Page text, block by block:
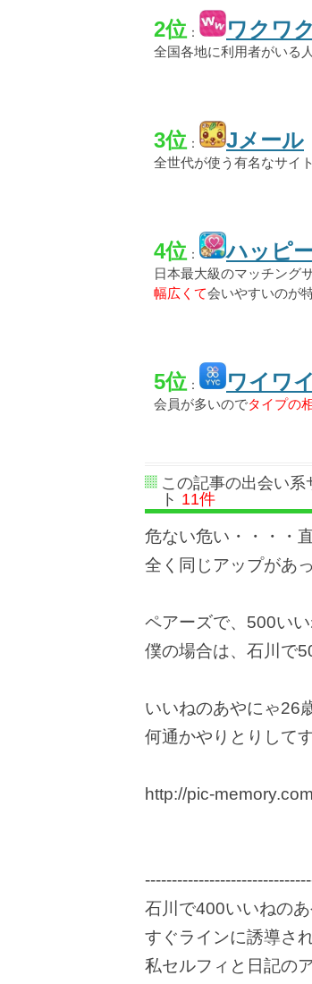
2位： ワクワク
全国各地に利用者がいる
3位： Jメール
全世代が使う有名なサイ
4位： ハッピ
日本最大級のマッチング
幅広くて会いやすいのが特
5位： ワイワ
会員が多いのでタイプの
この記事の出会い
ト 11件
危ない危い・・・・
全く同じアップがあ
ペアーズで、500い
僕の場合は、石川で
いいねのあやにゃ26
何通かやりとりして
http://pic-
石川で400いいねの
すぐラインに誘導さ
私セルフィと日記の